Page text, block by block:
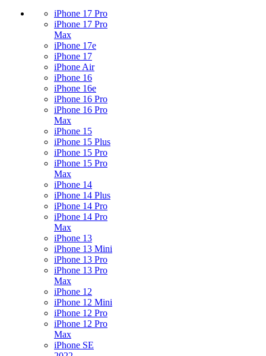
iPhone 17 Pro
iPhone 17 Pro
Max
iPhone 17e
iPhone 17
iPhone Air
iPhone 16
iPhone 16e
iPhone 16 Pro
iPhone 16 Pro
Max
iPhone 15
iPhone 15 Plus
iPhone 15 Pro
iPhone 15 Pro
Max
iPhone 14
iPhone 14 Plus
iPhone 14 Pro
iPhone 14 Pro
Max
iPhone 13
iPhone 13 Mini
iPhone 13 Pro
iPhone 13 Pro
Max
iPhone 12
iPhone 12 Mini
iPhone 12 Pro
iPhone 12 Pro
Max
iPhone SE